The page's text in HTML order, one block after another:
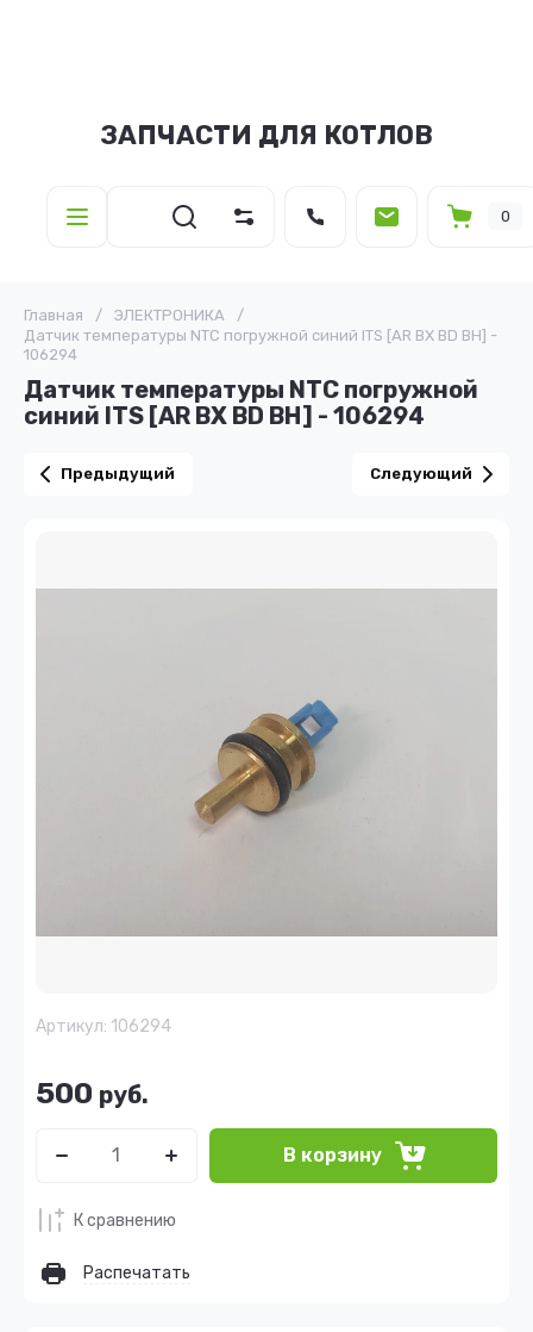
ЗАПЧАСТИ ДЛЯ КОТЛОВ
0
Главная / ЭЛЕКТРОНИКА
/
Датчик температуры NTC погружной синий ITS [AR BX BD BH] -
106294
Датчик температуры NTC погружной
синий ITS [AR BX BD BH] - 106294
Предыдущий Следующий
Артикул: 106294
500 руб.
В корзину
К сравнению
Распечатать